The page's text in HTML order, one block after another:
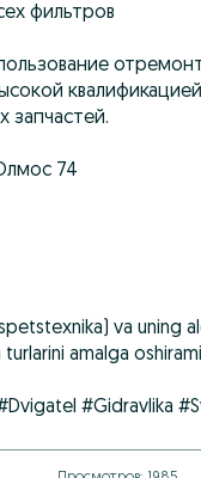
фильтров
запчастей.
74
va uning
amalga
#Gidravlika